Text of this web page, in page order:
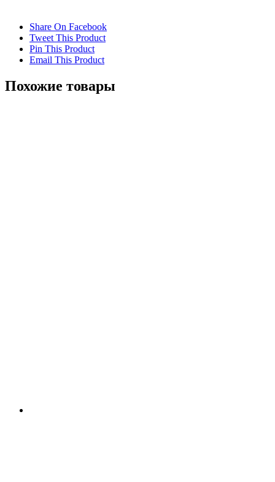
Share On Facebook
Tweet This Product
Pin This Product
Email This Product
Похожие товары